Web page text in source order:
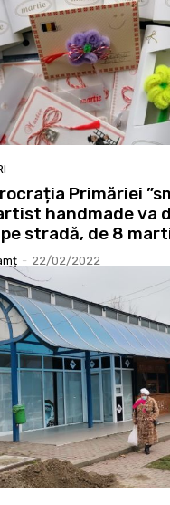
Primăriei
handmade va
stradă, de 8
- 22/02/2022